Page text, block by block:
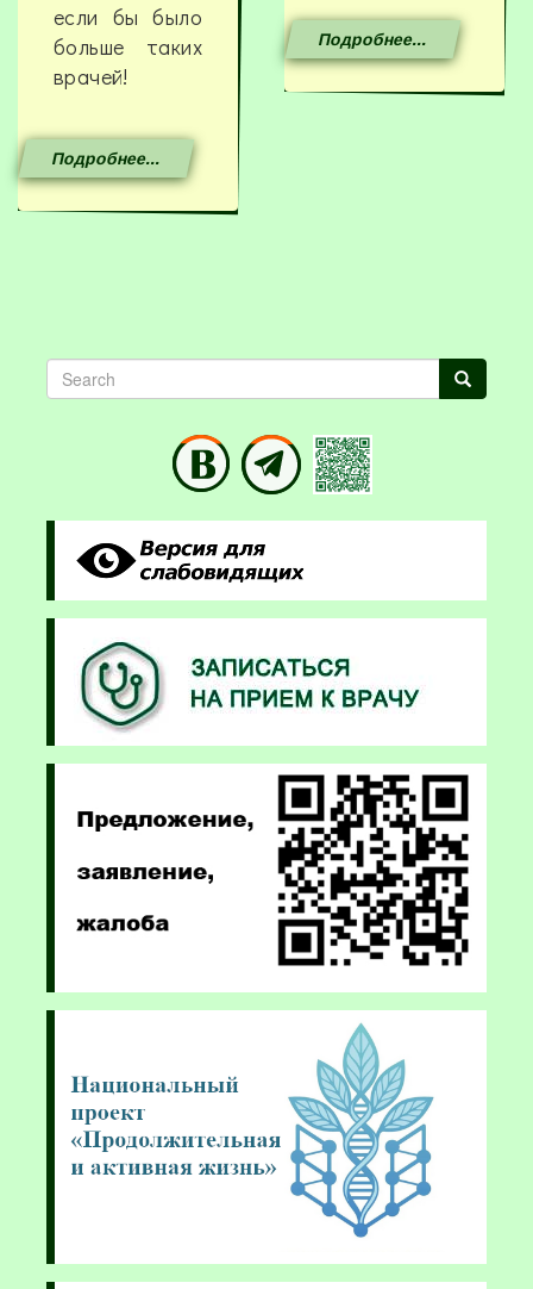
если бы было
больше таких
врачей!
Подробнее...
Подробнее...
Search Search